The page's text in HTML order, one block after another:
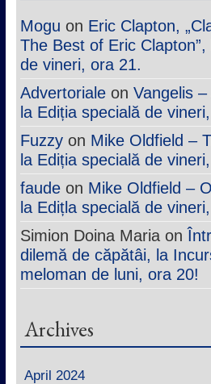
Mogu on Eric Clapton,
The Best of Eric
de vineri, ora 21.
Advertorialeon Vangelis
la Ediția specială de
Fuzzyon Mike Oldfield –
la Ediția specială de
faudeon Mike Oldfield –
la Edițla specială de
Simion Doina Mariaon
dilemă de căpătâi, la
meloman de luni, ora 20!
Archives
April 2024